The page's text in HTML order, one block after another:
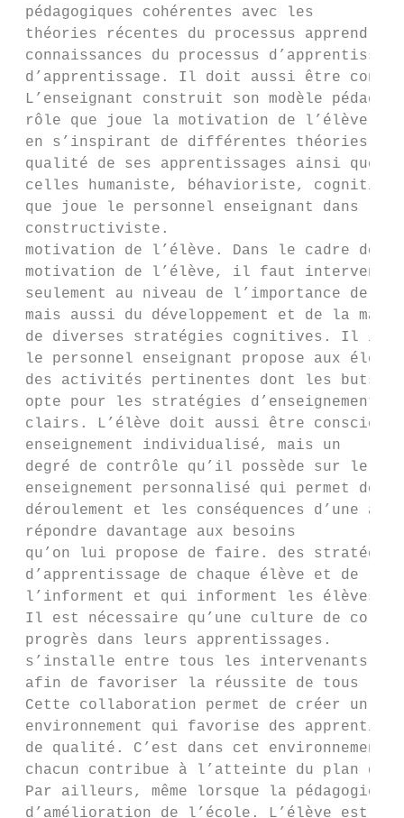
pédagogiques cohérentes avec les
théories récentes du processus apprendre.
connaissances du processus
d’apprentissage. Il doit aussi être
L’enseignant construit son modèle
rôle que joue la motivation de l’élève
en s’inspirant de différentes théories
qualité de ses apprentissages ainsi que
celles humaniste, béhavioriste,
que joue le personnel enseignant dans la
constructiviste.
motivation de l’élève. Dans le cadre de
motivation de l’élève, il faut intervenir
seulement au niveau de l’importance de
mais aussi du développement et de la
de diverses stratégies cognitives. Il
le personnel enseignant propose aux
des activités pertinentes dont les buts
opte pour les stratégies d’enseignement
clairs. L’élève doit aussi être conscient
enseignement individualisé, mais un
degré de contrôle qu’il possède sur le
enseignement personnalisé qui permet de
déroulement et les conséquences d’une
répondre davantage aux besoins
qu’on lui propose de faire. des
d’apprentissage de chaque élève et de
l’informent et qui informent les élèves du
Il est nécessaire qu’une culture de
progrès dans leurs apprentissages.
s’installe entre tous les intervenants de
afin de favoriser la réussite de tous les
Cette collaboration permet de créer un
environnement qui favorise des
de qualité. C’est dans cet environnement
chacun contribue à l’atteinte du plan
Par ailleurs, même lorsque la pédagogie
d’amélioration de l’école. L’élève est